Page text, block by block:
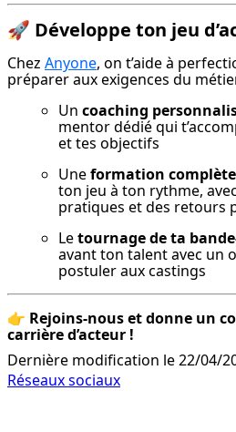
🚀 Développe ton jeu
Chez Anyone, on t’aide à
préparer aux exigences du
Un coaching
mentor dédié qui
et tes objectifs
Une formation
ton jeu à ton rythme,
pratiques et des retours
Le tournage de ta
avant ton talent avec un
postuler aux castings
👉 Rejoins-nous et donne un
carrière d’acteur !
Dernière modification le 22/04/
Réseaux sociaux